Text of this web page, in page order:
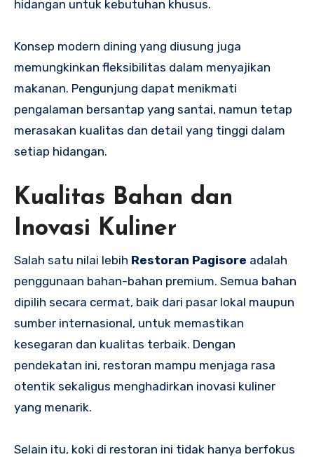
hidangan untuk kebutuhan khusus.
Konsep modern dining yang diusung juga
memungkinkan fleksibilitas dalam menyajikan
makanan. Pengunjung dapat menikmati
pengalaman bersantap yang santai, namun tetap
merasakan kualitas dan detail yang tinggi dalam
setiap hidangan.
Kualitas Bahan dan
Inovasi Kuliner
Salah satu nilai lebih Restoran Pagisore adalah
penggunaan bahan-bahan premium. Semua bahan
dipilih secara cermat, baik dari pasar lokal maupun
sumber internasional, untuk memastikan
kesegaran dan kualitas terbaik. Dengan
pendekatan ini, restoran mampu menjaga rasa
otentik sekaligus menghadirkan inovasi kuliner
yang menarik.
Selain itu, koki di restoran ini tidak hanya berfokus